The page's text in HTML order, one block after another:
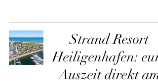
Strand Resort
Heiligenhafen: eure
Auszeit direkt am